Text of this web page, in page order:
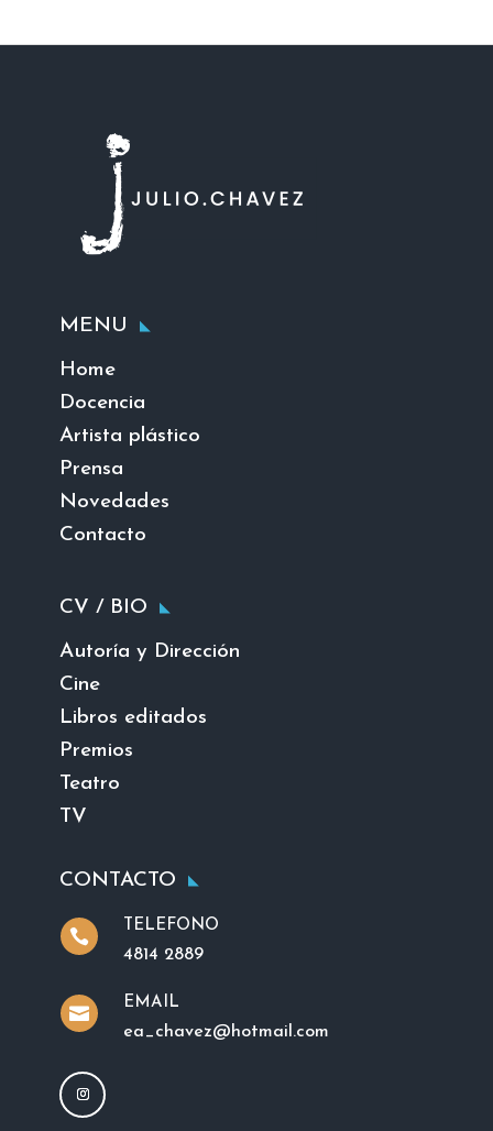
MENU
Home
Docencia
Artista plástico
Prensa
Novedades
Contacto
CV / BIO
Autoría y Dirección
Cine
Libros editados
Premios
Teatro
TV
CONTACTO

TELEFONO
4814 2889

EMAIL
ea_chavez@hotmail.com